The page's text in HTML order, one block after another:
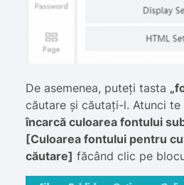
De asemenea, puteți tasta
căutare și căutați-l. Atunci
încarcă culoarea fontului
[Culoarea fontului pentru
căutare] făcând clic pe